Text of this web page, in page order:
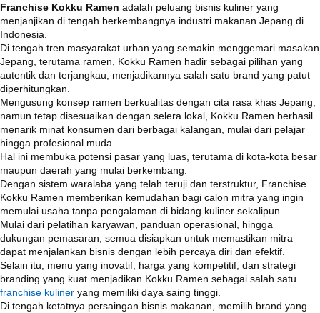
Franchise Kokku Ramen adalah peluang bisnis kuliner yang
menjanjikan di tengah berkembangnya industri makanan Jepang di
Indonesia.
Di tengah tren masyarakat urban yang semakin menggemari masakan
Jepang, terutama ramen, Kokku Ramen hadir sebagai pilihan yang
autentik dan terjangkau, menjadikannya salah satu brand yang patut
diperhitungkan.
Mengusung konsep ramen berkualitas dengan cita rasa khas Jepang,
namun tetap disesuaikan dengan selera lokal, Kokku Ramen berhasil
menarik minat konsumen dari berbagai kalangan, mulai dari pelajar
hingga profesional muda.
Hal ini membuka potensi pasar yang luas, terutama di kota-kota besar
maupun daerah yang mulai berkembang.
Dengan sistem waralaba yang telah teruji dan terstruktur, Franchise
Kokku Ramen memberikan kemudahan bagi calon mitra yang ingin
memulai usaha tanpa pengalaman di bidang kuliner sekalipun.
Mulai dari pelatihan karyawan, panduan operasional, hingga
dukungan pemasaran, semua disiapkan untuk memastikan mitra
dapat menjalankan bisnis dengan lebih percaya diri dan efektif.
Selain itu, menu yang inovatif, harga yang kompetitif, dan strategi
branding yang kuat menjadikan Kokku Ramen sebagai salah satu
franchise kuliner yang memiliki daya saing tinggi.
Di tengah ketatnya persaingan bisnis makanan, memilih brand yang